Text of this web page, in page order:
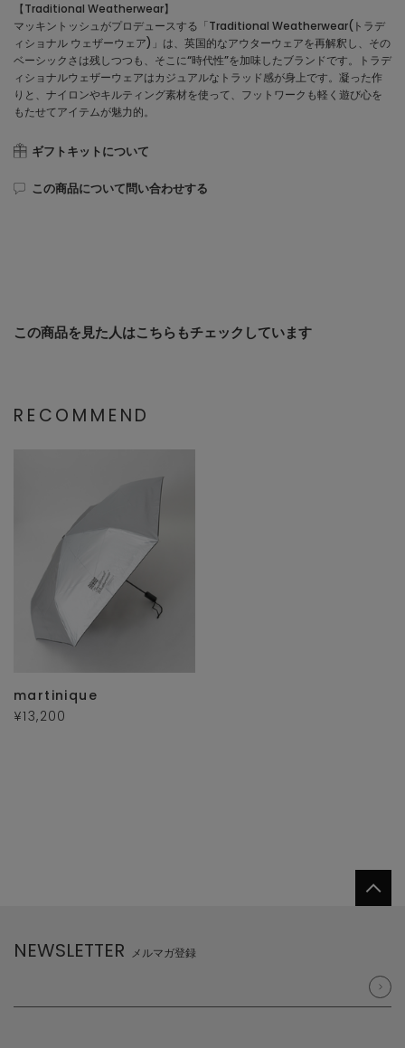
【Traditional Weatherwear】
マッキントッシュがプロデュースする「Traditional Weatherwear(トラデ
ィショナル ウェザーウェア)」は、英国的なアウターウェアを再解釈し、その
ベーシックさは残しつつも、そこに“時代性”を加味したブランドです。トラデ
ィショナルウェザーウェアはカジュアルなトラッド感が身上です。凝った作
りと、ナイロンやキルティング素材を使って、フットワークも軽く遊び心を
もたせてアイテムが魅力的。
ギフトキットについて
この商品について問い合わせする
この商品を見た人はこちらもチェックしています
RECOMMEND
martinique
¥13,200
NEWSLETTER メルマガ登録